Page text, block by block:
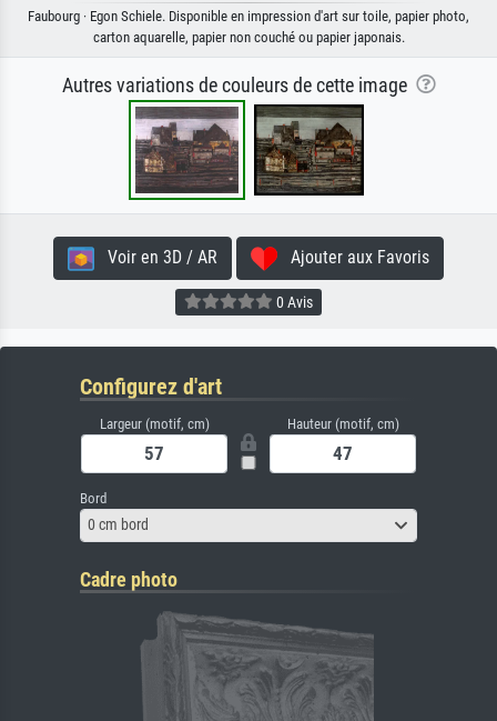
Faubourg · Egon Schiele. Disponible en impression d'art sur toile, papier photo,
carton aquarelle, papier non couché ou papier japonais.
Autres variations de couleurs de cette image
Voir en 3D / AR Ajouter aux Favoris
0 Avis
Configurez d'art
Largeur (motif, cm) Hauteur (motif, cm)
Bord
0 cm bord
Cadre photo